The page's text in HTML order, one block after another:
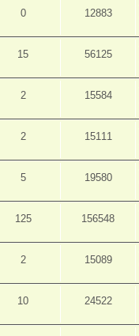
0 12883
15 56125
2 15584
2 15111
5 19580
125 156548
2 15089
10 24522